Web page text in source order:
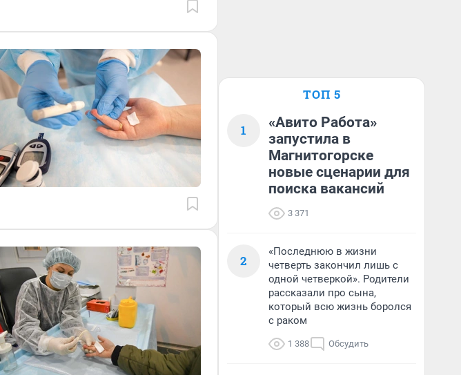
ТОП 5
1
«Авито Работа»
запустила в
Магнитогорске
новые сценарии для
поиска вакансий
3 371
2
«Последнюю в жизни
четверть закончил лишь с
одной четверкой». Родители
рассказали про сына,
который всю жизнь боролся
с раком
1 388 Обсудить